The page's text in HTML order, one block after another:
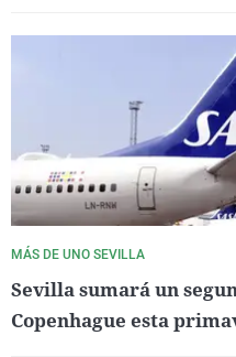
MÁS DE UNO SEVILLA
Sevilla sumará un
Copenhague esta